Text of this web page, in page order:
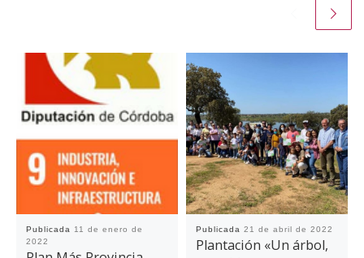
Publicada 11 de enero de
2022
Publicada 21 de abril de 2022
Plantación «Un árbol,